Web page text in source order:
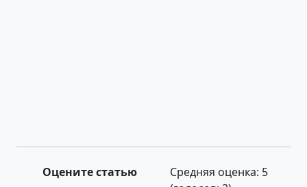
Оцените статью Средняя оценка: 5